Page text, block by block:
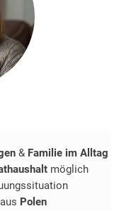
& Familie im Alltag
möglich
aus Polen